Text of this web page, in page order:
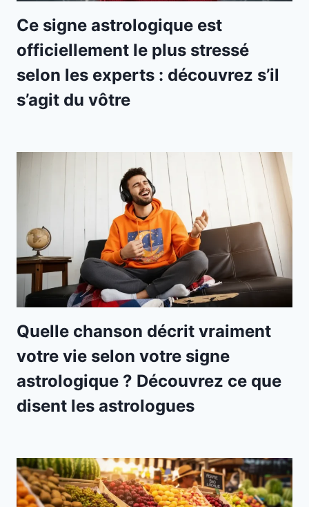
Ce signe astrologique est
officiellement le plus stressé
selon les experts : découvrez s’il
s’agit du vôtre
Quelle chanson décrit vraiment
votre vie selon votre signe
astrologique ? Découvrez ce que
disent les astrologues